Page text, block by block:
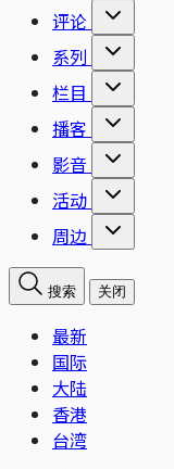
评论
系列
栏目
播客
影音
活动
周边
搜索 关闭
最新
国际
大陆
香港
台湾